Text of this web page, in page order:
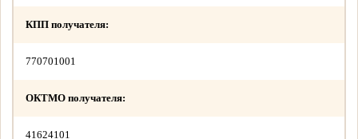
КПП получателя:
770701001
ОКТМО получателя:
41624101